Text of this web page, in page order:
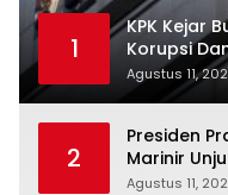
1
KPK Kejar
Korupsi
Trenggalek
Agustus 11,
2
Presiden
Marinir
Struktur
Agustus 11,